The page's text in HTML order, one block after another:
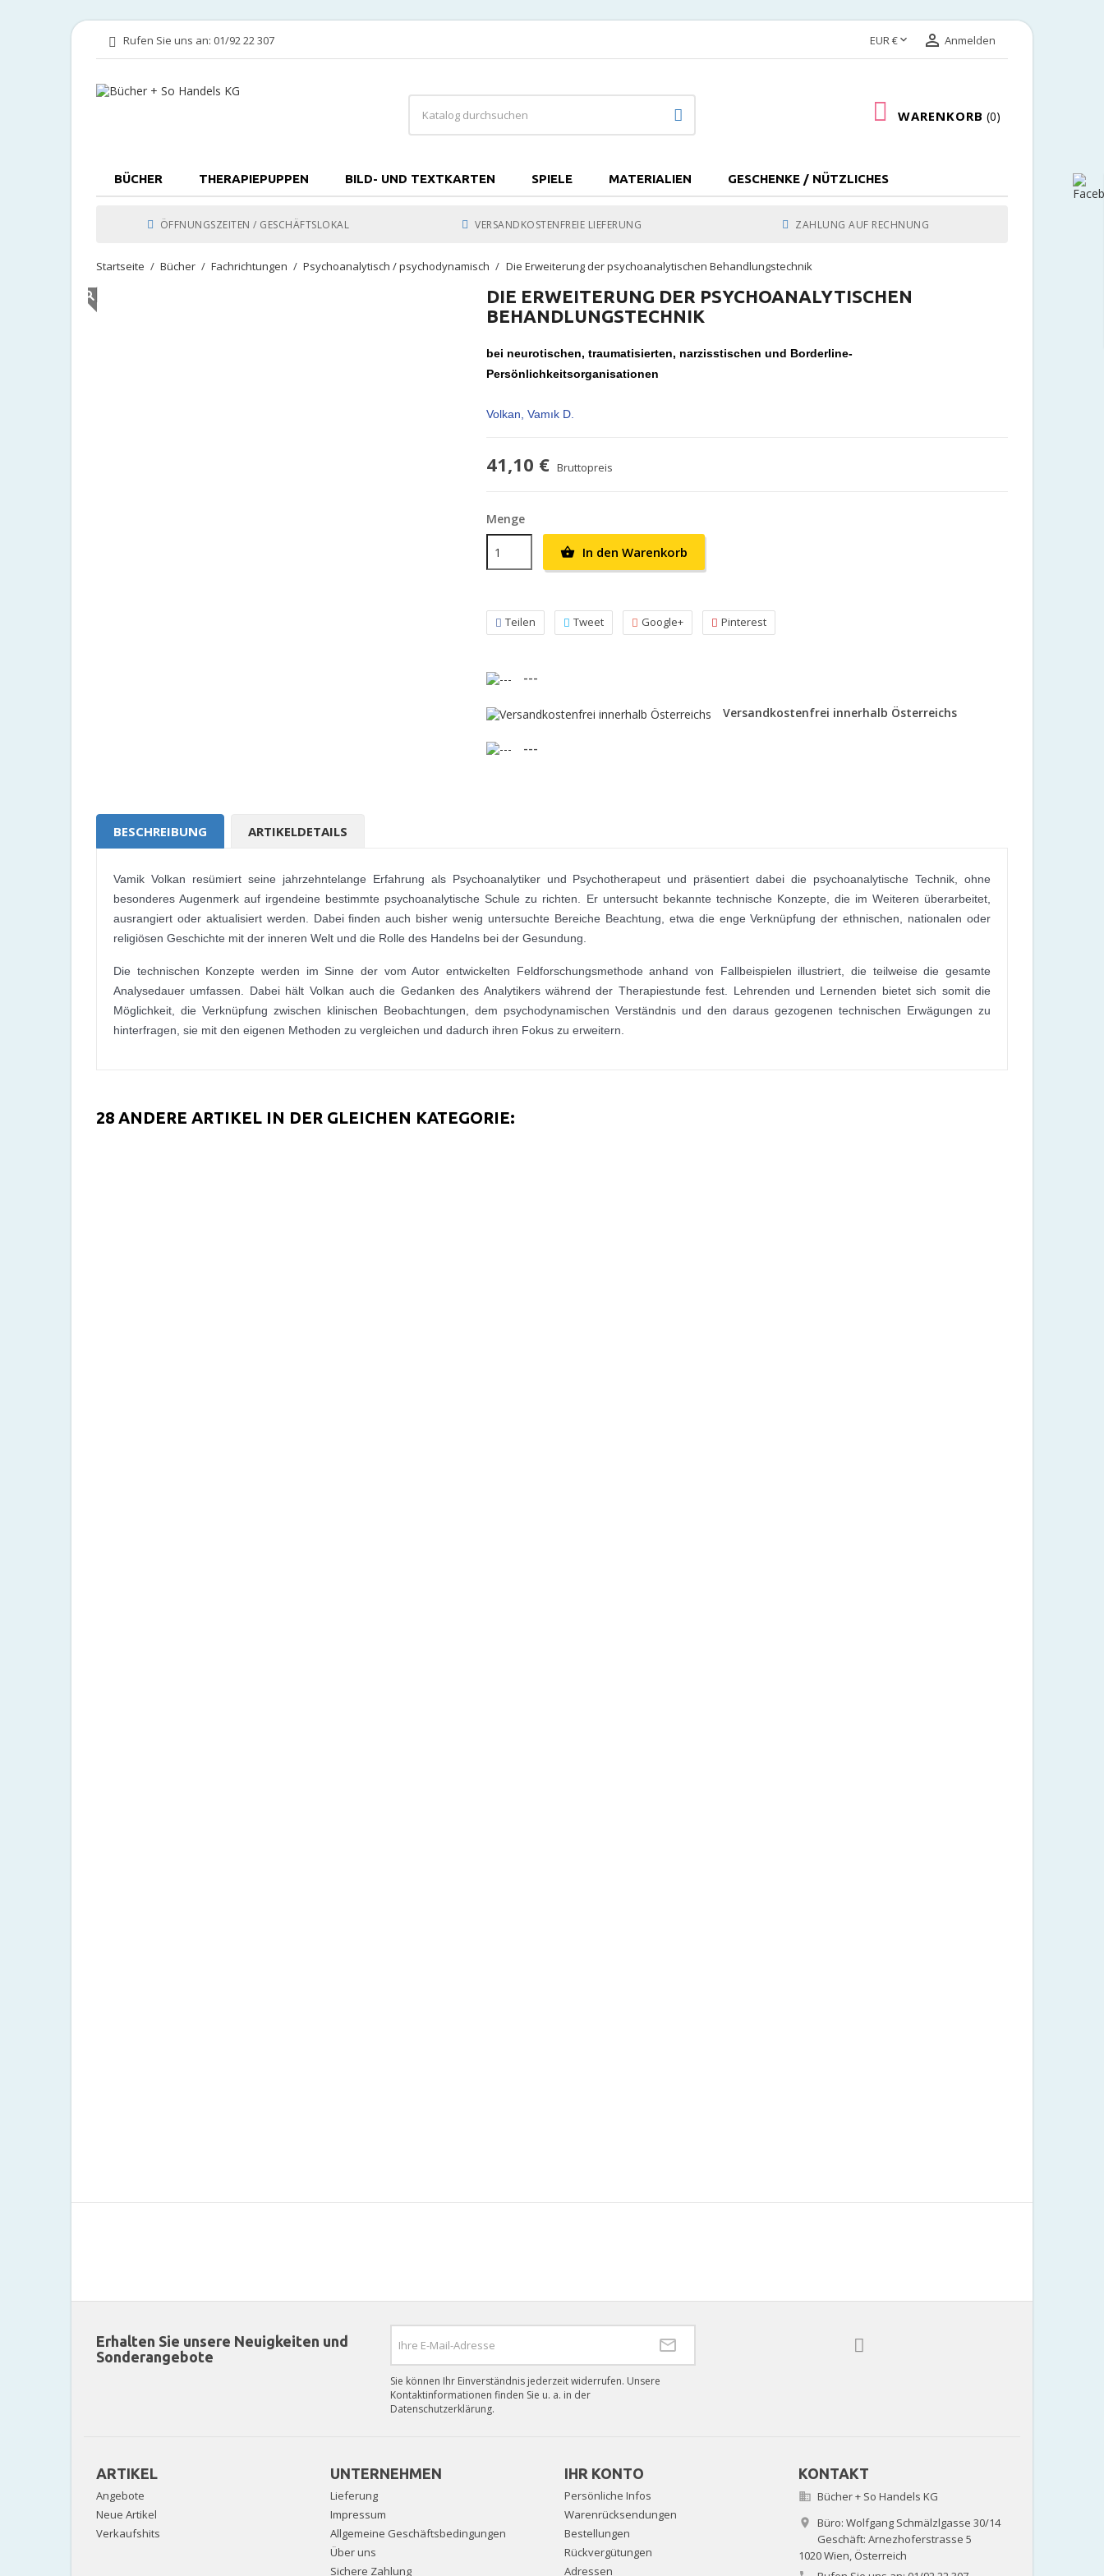
Rufen Sie uns an: 01/92 22 307 EUR €  Anmelden
WARENKORB 0
BÜCHER THERAPIEPUPPEN BILD- UND TEXTKARTEN SPIELE MATERIALIEN GESCHENKE / NÜTZLICHES
ÖFFNUNGSZEITEN / GESCHÄFTSLOKAL VERSANDKOSTENFREIE LIEFERUNG ZAHLUNG AUF RECHNUNG
Startseite Bücher Fachrichtungen Psychoanalytisch / psychodynamisch Die Erweiterung der psychoanalytischen Behandlungstechnik
DIE ERWEITERUNG DER PSYCHOANALYTISCHEN
BEHANDLUNGSTECHNIK
bei neurotischen, traumatisierten, narzisstischen und Borderline-
Persönlichkeitsorganisationen
Volkan, Vamık D.
41,10 € Bruttopreis
Menge
 In den Warenkorb
Teilen Tweet Google+ Pinterest
---
Versandkostenfrei innerhalb Österreichs
---
BESCHREIBUNG ARTIKELDETAILS
Vamik Volkan resümiert seine jahrzehntelange Erfahrung als Psychoanalytiker und Psychotherapeut und präsentiert dabei die psychoanalytische Technik, ohne
besonderes Augenmerk auf irgendeine bestimmte psychoanalytische Schule zu richten. Er untersucht bekannte technische Konzepte, die im Weiteren überarbeitet,
ausrangiert oder aktualisiert werden. Dabei finden auch bisher wenig untersuchte Bereiche Beachtung, etwa die enge Verknüpfung der ethnischen, nationalen oder
religiösen Geschichte mit der inneren Welt und die Rolle des Handelns bei der Gesundung.
Die technischen Konzepte werden im Sinne der vom Autor entwickelten Feldforschungsmethode anhand von Fallbeispielen illustriert, die teilweise die gesamte
Analysedauer umfassen. Dabei hält Volkan auch die Gedanken des Analytikers während der Therapiestunde fest. Lehrenden und Lernenden bietet sich somit die
Möglichkeit, die Verknüpfung zwischen klinischen Beobachtungen, dem psychodynamischen Verständnis und den daraus gezogenen technischen Erwägungen zu
hinterfragen, sie mit den eigenen Methoden zu vergleichen und dadurch ihren Fokus zu erweitern.
28 ANDERE ARTIKEL IN DER GLEICHEN KATEGORIE:
Erhalten Sie unsere Neuigkeiten und
Sonderangebote
Sie können Ihr Einverständnis jederzeit widerrufen. Unsere
Kontaktinformationen finden Sie u. a. in der
Datenschutzerklärung.
ARTIKEL
Angebote
Neue Artikel
Verkaufshits
UNTERNEHMEN
Lieferung
Impressum
Allgemeine Geschäftsbedingungen
Über uns
Sichere Zahlung
IHR KONTO
Persönliche Infos
Warenrücksendungen
Bestellungen
Rückvergütungen
Adressen
KONTAKT
 Bücher + So Handels KG

Büro: Wolfgang Schmälzlgasse 30/14
Geschäft: Arnezhoferstrasse 5
1020 Wien, Österreich